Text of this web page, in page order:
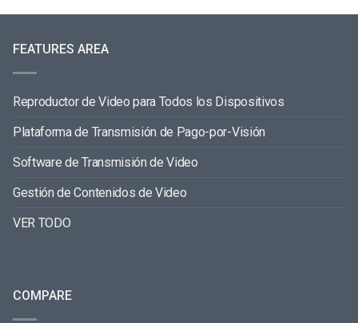
FEATURES AREA
Reproductor de Video para Todos los Dispositivos
Plataforma de Transmisión de Pago-por-Visión
Software de Transmisión de Video
Gestión de Contenidos de Video
VER TODO
COMPARE